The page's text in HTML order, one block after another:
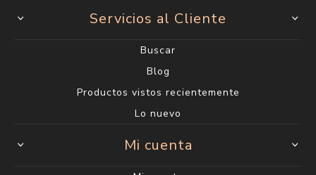
Servicios al Cliente
Buscar
Blog
Productos vistos recientemente
Lo nuevo
Mi cuenta